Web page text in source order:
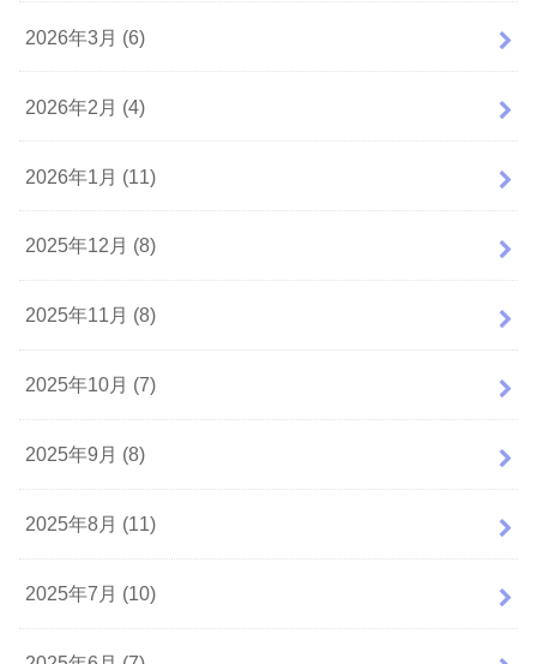
2026年3月 (6)
2026年2月 (4)
2026年1月 (11)
2025年12月 (8)
2025年11月 (8)
2025年10月 (7)
2025年9月 (8)
2025年8月 (11)
2025年7月 (10)